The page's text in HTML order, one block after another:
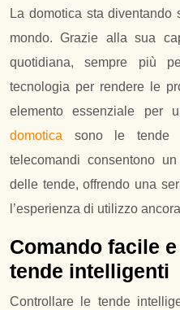
La domotica sta diventando
mondo. Grazie alla sua
quotidiana, sempre più
tecnologia per rendere le
elemento essenziale per
domotica sono le tende
telecomandi consentono
delle tende, offrendo una
l’esperienza di utilizzo
Comando facile
tende intelligenti
Controllare le tende